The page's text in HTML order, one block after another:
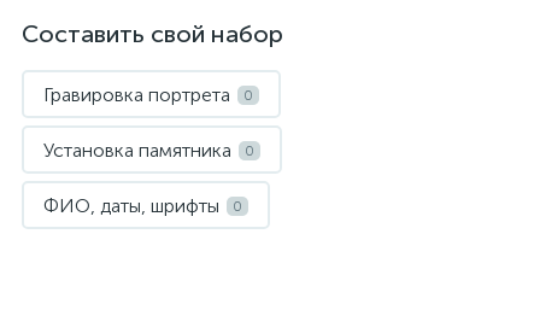
Составить свой набор
Гравировка портрета 0
Установка памятника 0
ФИО, даты, шрифты 0